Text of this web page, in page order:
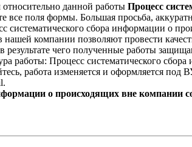
данной работы Процесс
все поля формы. Большая просьба,
сбора информации о
компании позволяют провести
чего полученные работы
работы: Процесс систематического
работа изменяется и оформляется
о происходящих вне компании